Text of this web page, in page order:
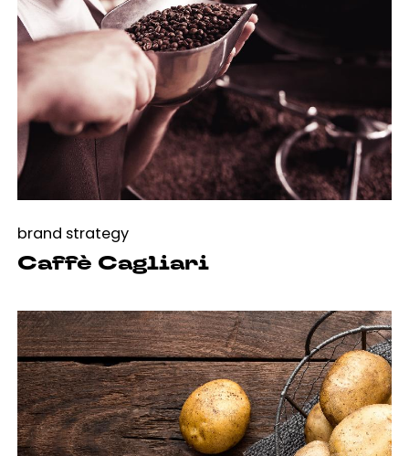
brand strategy
Caffè Cagliari